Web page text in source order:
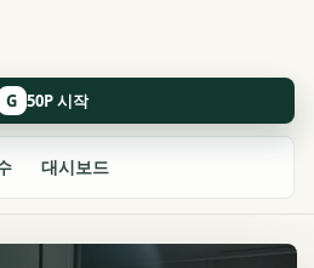
대시보드
G